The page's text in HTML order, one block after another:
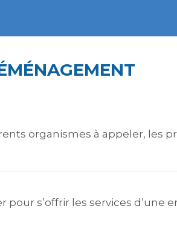
organismes à appeler, les
pour s’offrir les services d’une